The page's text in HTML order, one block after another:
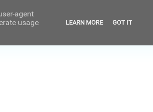
agent
usage
LEARN MORE GOT IT